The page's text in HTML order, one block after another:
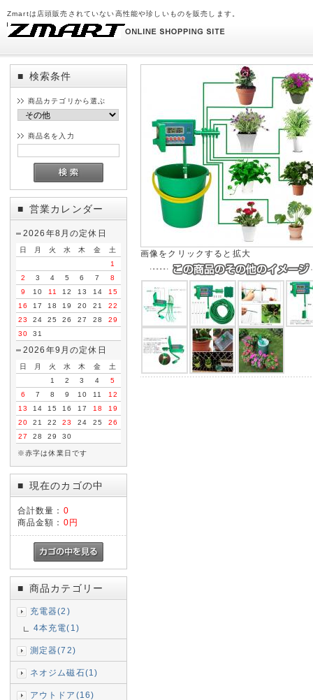
Zmartは店頭販売されていない高性能や珍しいものを販売します。
■ 検索条件
商品カテゴリから選ぶ
商品名を入力
■ 営業カレンダー
2026年8月の定休日
日 月 火 水 木 金
土
1
2
3 4 5 6 7
8
9
10 11 12 13 14
15
16
17 18 19 20 21
22
23
24 25 26 27 28
29
30
31
2026年9月の定休日
日 月 火 水 木 金
土
1
2 3 4
5
6
7 8 9 10 11
12
13
14 15 16 17 18
19
20
21 22 23 24 25
26
27
28 29 30
※赤字は休業日です
■ 現在のカゴの中
合計数量： 0
商品金額： 0円
■ 商品カテゴリー
充電器(2)
4本充電(1)
測定器(72)
ネオジム磁石(1)
アウトドア(16)
画像をクリックすると拡大